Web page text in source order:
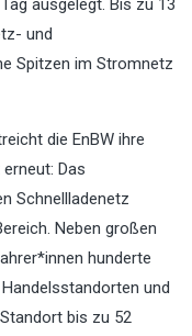
ausgelegt. Bis zu 13
und
Spitzen im Stromnetz
die EnBW ihre
Das
Schnellladenetz
Neben großen
hunderte
und
bis zu 52